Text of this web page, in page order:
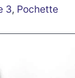
3, Pochette